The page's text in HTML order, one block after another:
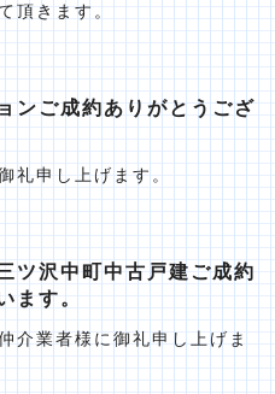
頂きます。
ンご成約ありがとうござ
礼申し上げます。
ツ沢中町中古戸建ご成約
ます。
介業者様に御礼申し上げま